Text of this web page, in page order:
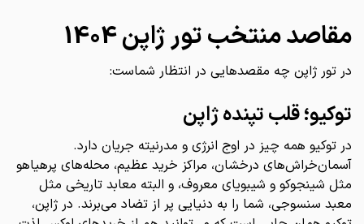
مقاصد منتخب تور ژاپن 1404
در تور ژاپن چه مقصدهایی در انتظار شماست:
توکیو؛ قلب تپنده ژاپن
در توکیو همه چیز در اوج انرژی و مدرنیته جریان دارد.
آسمان‌خراش‌های درخشان، مراکز خرید عظیم، محله‌های پرهیاهو
مثل شینجوکو و شیبویای معروف، و البته معابد تاریخی مثل
معبد سنسوجی، شما را به دنیایی پر از تضاد می‌برند. در ژاپن،